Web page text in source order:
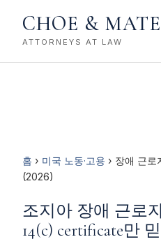
CHOE &
ATTORNEYS AT LAW
홈 › 미국 노동·고용 › 장애 근
(2026)
조지아 장애 근로
14(c) certificate만